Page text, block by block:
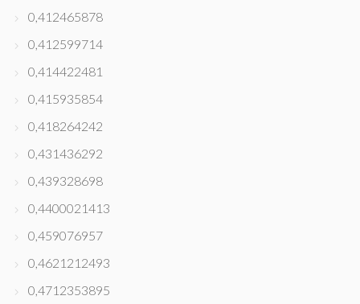
0,412465878
0,412599714
0,414422481
0,415935854
0,418264242
0,431436292
0,439328698
0,4400021413
0,459076957
0,4621212493
0,4712353895